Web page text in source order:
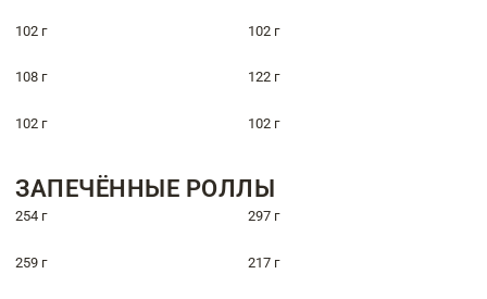
102 г 102 г
108 г 122 г
102 г 102 г
ЗАПЕЧЁННЫЕ РОЛЛЫ
254 г 297 г
259 г 217 г